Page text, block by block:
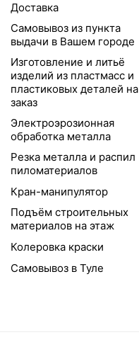
Доставка
Самовывоз из пункта
выдачи в Вашем городе
Изготовление и литьё
изделий из пластмасс и
пластиковых деталей на
заказ
Электроэрозионная
обработка металла
Резка металла и распил
пиломатериалов
Кран-манипулятор
Подъём строительных
материалов на этаж
Колеровка краски
Самовывоз в Туле